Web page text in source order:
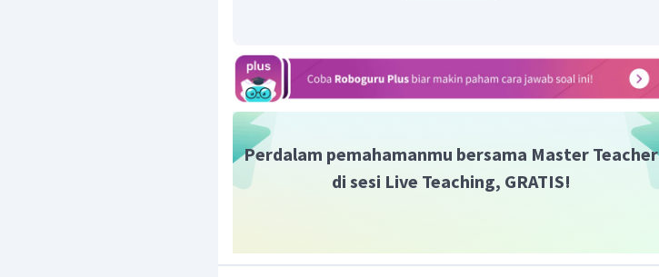
Perdalam pemahamanmu bersama Master Teacher
di sesi Live Teaching, GRATIS!